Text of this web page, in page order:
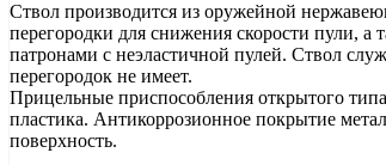
Ствол производится из оружейной
перегородки для снижения скорости пули,
патронами с неэластичной пулей. Ствол
перегородок не имеет.
Прицельные приспособления открытого
пластика. Антикоррозионное покрытие
поверхность.